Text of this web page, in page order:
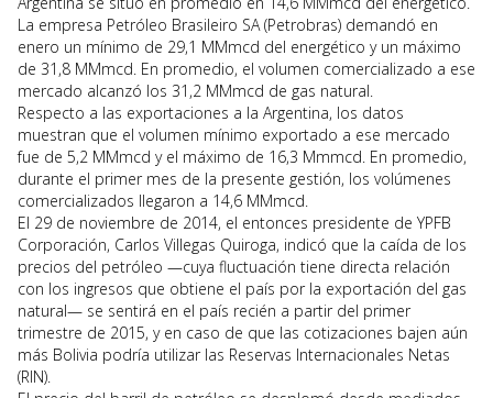
La empresa Petróleo Brasileiro SA (Petrobras) demandó en
enero un mínimo de 29,1 MMmcd del energético y un máximo
de 31,8 MMmcd. En promedio, el volumen comercializado a ese
mercado alcanzó los 31,2 MMmcd de gas natural.
Respecto a las exportaciones a la Argentina, los datos
muestran que el volumen mínimo exportado a ese mercado
fue de 5,2 MMmcd y el máximo de 16,3 Mmmcd. En promedio,
durante el primer mes de la presente gestión, los volúmenes
comercializados llegaron a 14,6 MMmcd.
El 29 de noviembre de 2014, el entonces presidente de YPFB
Corporación, Carlos Villegas Quiroga, indicó que la caída de los
precios del petróleo —cuya fluctuación tiene directa relación
con los ingresos que obtiene el país por la exportación del gas
natural— se sentirá en el país recién a partir del primer
trimestre de 2015, y en caso de que las cotizaciones bajen aún
más Bolivia podría utilizar las Reservas Internacionales Netas
(RIN).